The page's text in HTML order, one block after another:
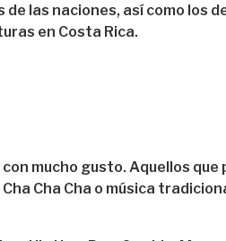
las naciones, así como los
en Costa Rica.
mucho gusto. Aquellos
Cha Cha o música